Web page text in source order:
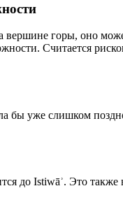
вершине горы, оно
Считается
бы уже слишком
до Istiwāʾ. Это